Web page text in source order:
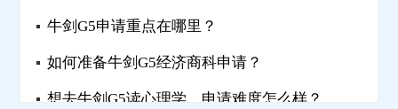
牛剑G5申请重点在哪里？
如何准备牛剑G5经济商科申请？
想去牛剑G5读心理学，申请难度怎么样？